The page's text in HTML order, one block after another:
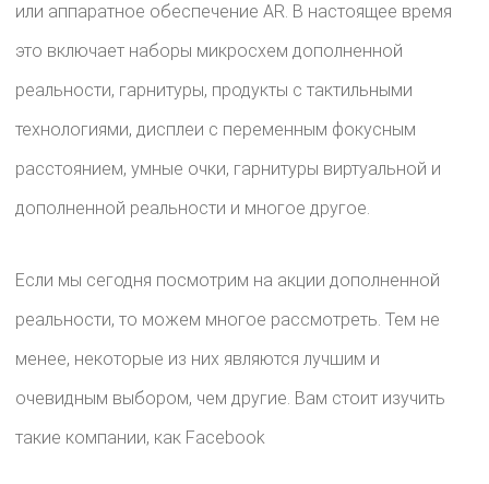
или аппаратное обеспечение AR. В настоящее время
это включает наборы микросхем дополненной
реальности, гарнитуры, продукты с тактильными
технологиями, дисплеи с переменным фокусным
расстоянием, умные очки, гарнитуры виртуальной и
дополненной реальности и многое другое.
Если мы сегодня посмотрим на акции дополненной
реальности, то можем многое рассмотреть. Тем не
менее, некоторые из них являются лучшим и
очевидным выбором, чем другие. Вам стоит изучить
такие компании, как Facebook